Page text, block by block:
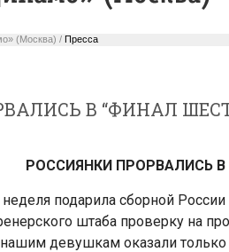
(Москва) / Пресса
В “ФИНАЛ
РОССИЯНКИ ПРОРВАЛИСЬ
подарила сборной
штаба проверку на
девушкам оказали